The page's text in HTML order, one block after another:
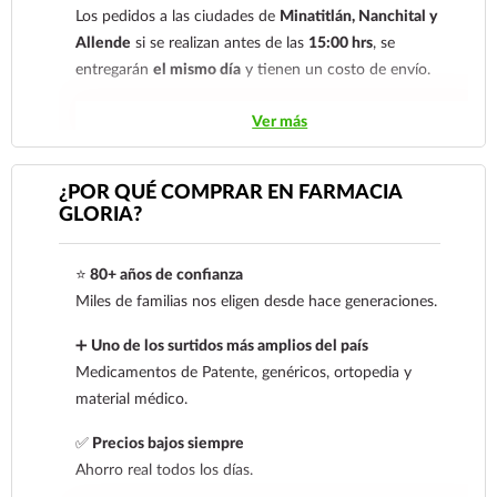
nuestro 921 261 8491
Los pedidos a las ciudades de Minatitlán, Nanchital y
Allende si se realizan antes de las 15:00 hrs, se
entregaránel mismo día y tienen un costo de envío.
Los pedidos de otras localidades se envían mediante
.Sólo hacemos envíos en el territorio
nacional.
económica. En la tarifa nacional al día siguiente, los
pedidos deben realizarseantes de las 14:00 hrs.El
tiempo de entrega de la tarifa económica es de
días.
En losproductos refrigerados siempre se debe
seleccionar la tarifa nacional día siguiente
productos de cadena de frío. Todos los productos se
Ver más
¿POR QUÉ COMPRAR EN FARMACIA
GLORIA?
⭐ 80+ años de confianza
Miles de familias nos eligen desde hace generaciones.
➕ Uno de los surtidos más amplios del país
Medicamentos de Patente, genéricos, ortopedia y
material médico.
✅ Precios bajos siempre
Ahorro real todos los días.